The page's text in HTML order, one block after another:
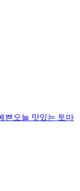
쁜오늘 맛있는 토마